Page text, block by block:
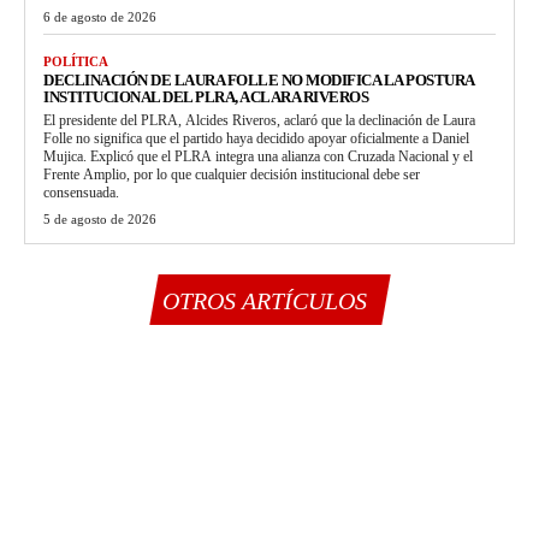
6 de agosto de 2026
POLÍTICA
DECLINACIÓN DE LAURA FOLLE NO MODIFICA LA POSTURA
INSTITUCIONAL DEL PLRA, ACLARA RIVEROS
El presidente del PLRA, Alcides Riveros, aclaró que la declinación de Laura
Folle no significa que el partido haya decidido apoyar oficialmente a Daniel
Mujica. Explicó que el PLRA integra una alianza con Cruzada Nacional y el
Frente Amplio, por lo que cualquier decisión institucional debe ser
consensuada.
5 de agosto de 2026
OTROS ARTÍCULOS